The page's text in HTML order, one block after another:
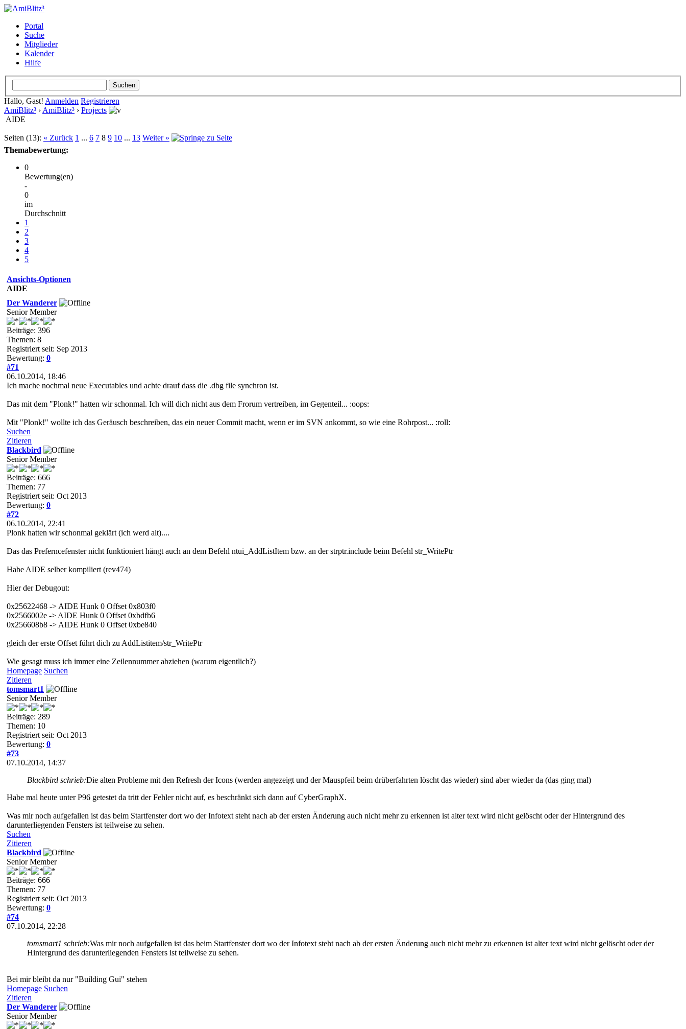
Portal
Suche
Mitglieder
Kalender
Hilfe
Hallo, Gast! Anmelden Registrieren
AmiBlitz³ › AmiBlitz³ › Projects
AIDE
Seiten (13): « Zurück 1 ... 6 7 8 9 10 ... 13 Weiter »
Themabewertung:
0
Bewertung(en)
-
0
im
Durchschnitt
1
2
3
4
5
Ansichts-Optionen
AIDE
Der Wanderer
Senior Member
Beiträge: 396
Themen: 8
Registriert seit: Sep 2013
Bewertung: 0
#71
06.10.2014, 18:46
Ich mache nochmal neue Executables und achte drauf dass die .dbg file synchron ist.
Das mit dem "Plonk!" hatten wir schonmal. Ich will dich nicht aus dem Frorum vertreiben, im Gegenteil... :oops:
Mit "Plonk!" wollte ich das Geräusch beschreiben, das ein neuer Commit macht, wenn er im SVN ankommt, so wie eine Rohrpost... :roll:
Suchen
Zitieren
Blackbird
Senior Member
Beiträge: 666
Themen: 77
Registriert seit: Oct 2013
Bewertung: 0
#72
06.10.2014, 22:41
Plonk hatten wir schonmal geklärt (ich werd alt)....
Das das Preferncefenster nicht funktioniert hängt auch an dem Befehl ntui_AddListItem bzw. an der strptr.include beim Befehl str_WritePtr
Habe AIDE selber kompiliert (rev474)
Hier der Debugout:
0x25622468 -> AIDE Hunk 0 Offset 0x803f0
0x2566002e -> AIDE Hunk 0 Offset 0xbdfb6
0x256608b8 -> AIDE Hunk 0 Offset 0xbe840
gleich der erste Offset führt dich zu AddListitem/str_WritePtr
Wie gesagt muss ich immer eine Zeilennummer abziehen (warum eigentlich?)
Homepage Suchen
Zitieren
tomsmart1
Senior Member
Beiträge: 289
Themen: 10
Registriert seit: Oct 2013
Bewertung: 0
#73
07.10.2014, 14:37
Blackbird schrieb:Die alten Probleme mit den Refresh der Icons (werden angezeigt und der Mauspfeil beim drüberfahrten löscht das wieder) sind aber wieder da (das ging mal)
Habe mal heute unter P96 getestet da tritt der Fehler nicht auf, es beschränkt sich dann auf CyberGraphX.
Was mir noch aufgefallen ist das beim Startfenster dort wo der Infotext steht nach ab der ersten Änderung auch nicht mehr zu erkennen ist alter text wird nicht gelöscht oder der Hintergrund des
darunterliegenden Fensters ist teilweise zu sehen.
Suchen
Zitieren
Blackbird
Senior Member
Beiträge: 666
Themen: 77
Registriert seit: Oct 2013
Bewertung: 0
#74
07.10.2014, 22:28
tomsmart1 schrieb:Was mir noch aufgefallen ist das beim Startfenster dort wo der Infotext steht nach ab der ersten Änderung auch nicht mehr zu erkennen ist alter text wird nicht gelöscht oder der
Hintergrund des darunterliegenden Fensters ist teilweise zu sehen.
Bei mir bleibt da nur "Building Gui" stehen
Homepage Suchen
Zitieren
Der Wanderer
Senior Member